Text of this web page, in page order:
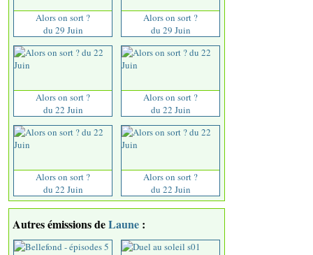
Alors on sort ?
du 29 Juin
Alors on sort ?
du 29 Juin
Alors on sort ?
du 22 Juin
Alors on sort ?
du 22 Juin
Alors on sort ?
du 22 Juin
Alors on sort ?
du 22 Juin
Autres émissions deLaune :